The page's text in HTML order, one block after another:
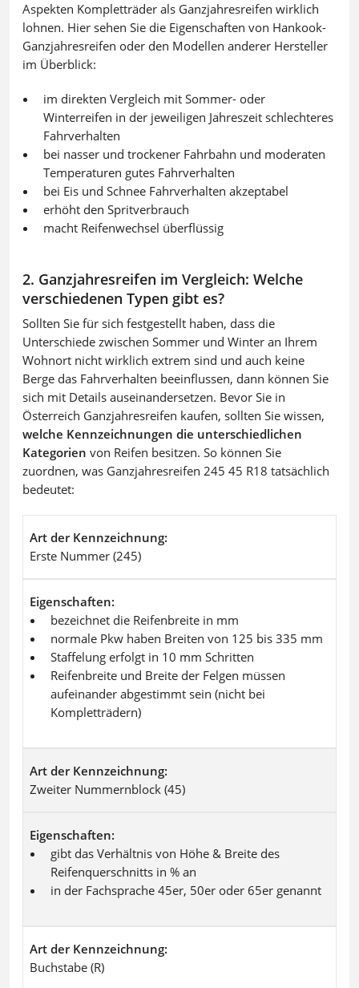
Aspekten Kompletträder als Ganzjahresreifen wirklich
lohnen. Hier sehen Sie die Eigenschaften von Hankook-
Ganzjahresreifen oder den Modellen anderer Hersteller
im Überblick:
im direkten Vergleich mit Sommer- oder
Winterreifen in der jeweiligen Jahreszeit schlechteres
Fahrverhalten
bei nasser und trockener Fahrbahn und moderaten
Temperaturen gutes Fahrverhalten
bei Eis und Schnee Fahrverhalten akzeptabel
erhöht den Spritverbrauch
macht Reifenwechsel überflüssig
2. Ganzjahresreifen im Vergleich: Welche
verschiedenen Typen gibt es?
Sollten Sie für sich festgestellt haben, dass die
Unterschiede zwischen Sommer und Winter an Ihrem
Wohnort nicht wirklich extrem sind und auch keine
Berge das Fahrverhalten beeinflussen, dann können Sie
sich mit Details auseinandersetzen. Bevor Sie in
Österreich Ganzjahresreifen kaufen, sollten Sie wissen,
welche Kennzeichnungen die unterschiedlichen
Kategorien von Reifen besitzen. So können Sie
zuordnen, was Ganzjahresreifen 245 45 R18 tatsächlich
bedeutet:
Art der Kennzeichnung
Erste Nummer (245)
Eigenschaften
bezeichnet die Reifenbreite in mm
normale Pkw haben Breiten von 125 bis 335 mm
Staffelung erfolgt in 10 mm Schritten
Reifenbreite und Breite der Felgen müssen
aufeinander abgestimmt sein (nicht bei
Kompletträdern)
Art der Kennzeichnung
Zweiter Nummernblock (45)
Eigenschaften
gibt das Verhältnis von Höhe & Breite des
Reifenquerschnitts in % an
in der Fachsprache 45er, 50er oder 65er genannt
Art der Kennzeichnung
Buchstabe (R)